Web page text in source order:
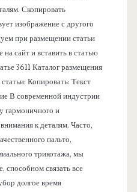
Скопировать
изображение с другого
при размещении статьи
сайт и вставить в статью
3611 Каталог размещения
Копировать: Текст
В современной индустрии
гармоничного и
к деталям. Часто,
пальто,
трикотажа, мы
способном связать все
долгое время